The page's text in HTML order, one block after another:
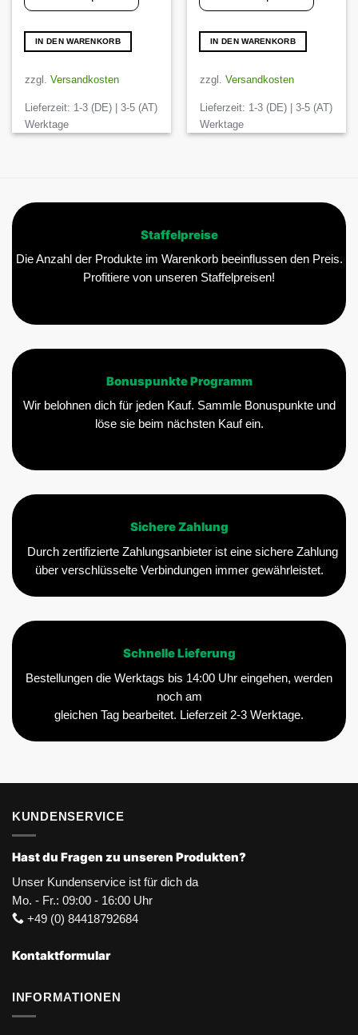
IN DEN WARENKORB
zzgl. Versandkosten
Lieferzeit: 1-3 (DE) | 3-5 (AT)
Werktage
IN DEN WARENKORB
zzgl. Versandkosten
Lieferzeit: 1-3 (DE) | 3-5 (AT)
Werktage
Staffelpreise
Die Anzahl der Produkte im Warenkorb beeinflussen den Preis.
Profitiere von unseren Staffelpreisen!
Bonuspunkte Programm
Wir belohnen dich für jeden Kauf. Sammle Bonuspunkte und
löse sie beim nächsten Kauf ein.
Sichere Zahlung
Durch zertifizierte Zahlungsanbieter ist eine sichere Zahlung
über verschlüsselte Verbindungen immer gewährleistet.
Schnelle Lieferung
Bestellungen die Werktags bis 14:00 Uhr eingehen, werden
noch am
gleichen Tag bearbeitet. Lieferzeit 2-3 Werktage.
KUNDENSERVICE
Hast du Fragen zu unseren Produkten?
Unser Kundenservice ist für dich da
Mo. - Fr.: 09:00 - 16:00 Uhr
+49 (0) 84418792684
Kontaktformular
INFORMATIONEN